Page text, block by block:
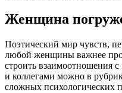
Женщина
Поэтический мир чувств,
любой женщины важнее
строить взаимоотношения
и коллегами можно в
сложных психологических